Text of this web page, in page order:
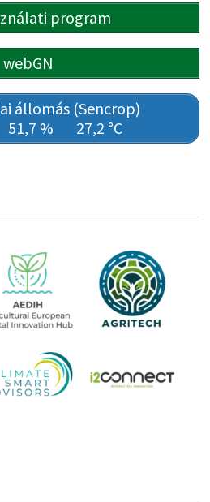
program
webGN
állomás (Sencrop)
51,7 % 27,2 °C